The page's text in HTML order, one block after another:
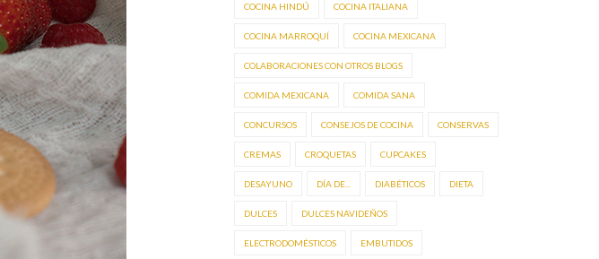
COCINA HINDÚ COCINA ITALIANA
COCINA MARROQUÍ COCINA MEXICANA
COLABORACIONES CON OTROS BLOGS
COMIDA MEXICANA COMIDA SANA
CONCURSOS CONSEJOS DE COCINA CONSERVAS
CREMAS CROQUETAS CUPCAKES
DESAYUNO DÍA DE... DIABÉTICOS DIETA
DULCES DULCES NAVIDEÑOS
ELECTRODOMÉSTICOS EMBUTIDOS